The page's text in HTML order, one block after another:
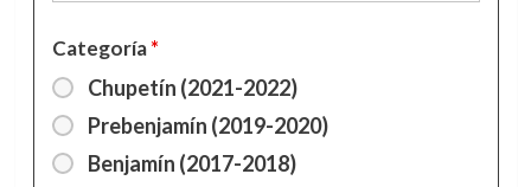
Categoría*
Chupetín (2021-2022)
Prebenjamín (2019-2020)
Benjamín (2017-2018)